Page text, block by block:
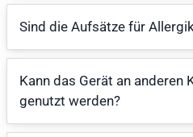
Sind die Aufsätze für
Kann das Gerät an anderen
genutzt werden?